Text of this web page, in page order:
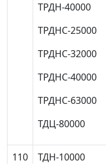
ТРДН-40000
ТРДНС-25000
ТРДНС-32000
ТРДНС-40000
ТРДНС-63000
ТДЦ-80000
110
ТДН-10000